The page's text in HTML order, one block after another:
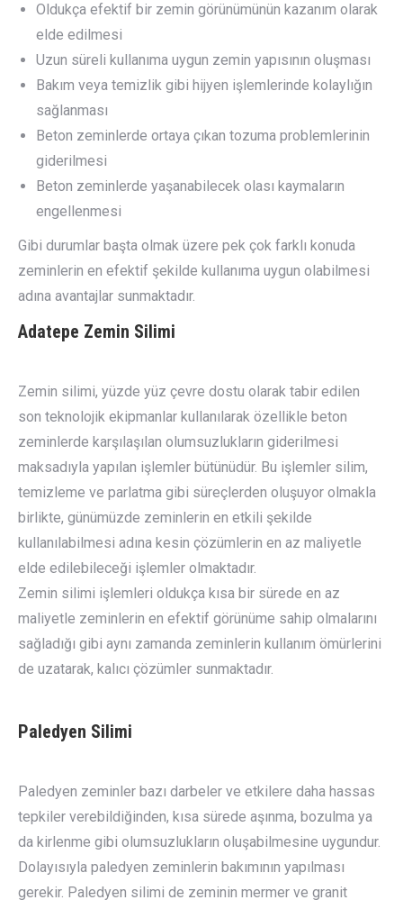
Oldukça efektif bir zemin görünümünün kazanım olarak
elde edilmesi
Uzun süreli kullanıma uygun zemin yapısının oluşması
Bakım veya temizlik gibi hijyen işlemlerinde kolaylığın
sağlanması
Beton zeminlerde ortaya çıkan tozuma problemlerinin
giderilmesi
Beton zeminlerde yaşanabilecek olası kaymaların
engellenmesi
Gibi durumlar başta olmak üzere pek çok farklı konuda
zeminlerin en efektif şekilde kullanıma uygun olabilmesi
adına avantajlar sunmaktadır.
Adatepe Zemin Silimi
Zemin silimi, yüzde yüz çevre dostu olarak tabir edilen
son teknolojik ekipmanlar kullanılarak özellikle beton
zeminlerde karşılaşılan olumsuzlukların giderilmesi
maksadıyla yapılan işlemler bütünüdür. Bu işlemler silim,
temizleme ve parlatma gibi süreçlerden oluşuyor olmakla
birlikte, günümüzde zeminlerin en etkili şekilde
kullanılabilmesi adına kesin çözümlerin en az maliyetle
elde edilebileceği işlemler olmaktadır.
Zemin silimi işlemleri oldukça kısa bir sürede en az
maliyetle zeminlerin en efektif görünüme sahip olmalarını
sağladığı gibi aynı zamanda zeminlerin kullanım ömürlerini
de uzatarak, kalıcı çözümler sunmaktadır.
Paledyen Silimi
Paledyen zeminler bazı darbeler ve etkilere daha hassas
tepkiler verebildiğinden, kısa sürede aşınma, bozulma ya
da kirlenme gibi olumsuzlukların oluşabilmesine uygundur.
Dolayısıyla paledyen zeminlerin bakımının yapılması
gerekir. Paledyen silimi de zeminin mermer ve granit